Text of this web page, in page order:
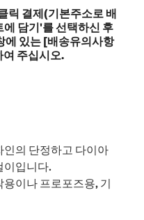
릭 결제(기본주소로 배
담기'를 선택하신 후
에 있는 [배송유의사항
주십시오.
의 단정하고 다이아
이입니다.
이나 프로포즈용, 기